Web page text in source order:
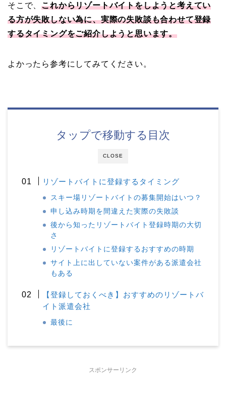
そこで、これからリゾートバイトをしようと考えてい
る方が失敗しない為に、実際の失敗談も合わせて登録
するタイミングをご紹介しようと思います。
よかったら参考にしてみてください。
CLOSE
タップで移動する目次
リゾートバイトに登録するタイミング
スキー場リゾートバイトの募集開始はいつ？
申し込み時期を間違えた実際の失敗談
後から知ったリゾートバイト登録時期の大切
さ
リゾートバイトに登録するおすすめの時期
サイト上に出していない案件がある派遣会社
もある
【登録しておくべき】おすすめのリゾートバ
イト派遣会社
最後に
スポンサーリンク